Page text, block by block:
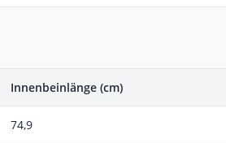
Innenbeinlänge (cm)
74,9